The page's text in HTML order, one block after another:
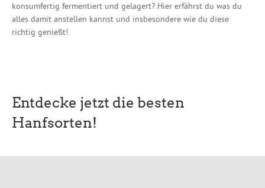
konsumfertig fermentiert und gelagert? Hier erfährst du was du
alles damit anstellen kannst und insbesondere wie du diese
richtig genießt!
Entdecke jetzt die besten
Hanfsorten!